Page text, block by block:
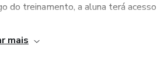
do treinamento, a aluna terá
habilidades técnicas essenciais
mais